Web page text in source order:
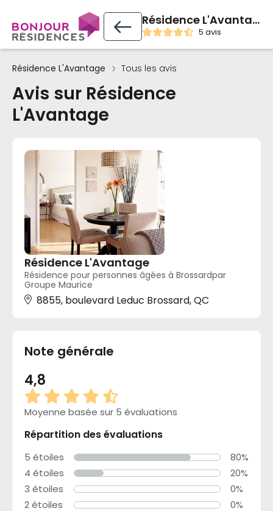
Résidence L'Avantage
5 avis
Résidence L'Avantage Tous les avis
Avis sur Résidence
L'Avantage
Résidence L'Avantage
Résidence pour personnes âgées à Brossardpar
Groupe Maurice
8855, boulevard Leduc Brossard, QC
Note générale
4,8
Moyenne basée sur 5 évaluations
Répartition des évaluations
5 étoiles
80%
4 étoiles
20%
3 étoiles
0%
2 étoiles
0%